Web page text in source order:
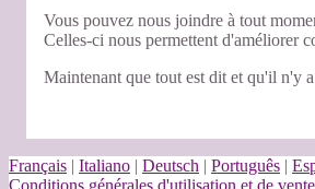
Vous pouvez nous joindre à tout
Celles-ci nous permettent d'améliorer
Maintenant que tout est dit et qu'il n'y
Français | Italiano | Deutsch | Português |
Conditions générales d'utilisation et de vente